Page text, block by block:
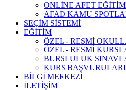
ONLİNE AFET
AFAD KAMU
SEÇİM SİSTEMİ
EĞİTİM
ÖZEL - RESMİ
ÖZEL - RESMİ
BURSLULUK
KURS BAŞVURULARI
BİLGİ MERKEZİ
İLETİŞİM